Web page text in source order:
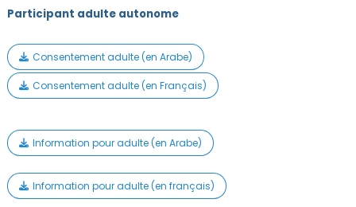
Participant adulte autonome
Consentement adulte (en Arabe)
Consentement adulte (en Français)
Information pour adulte (en Arabe)
Information pour adulte (en français)